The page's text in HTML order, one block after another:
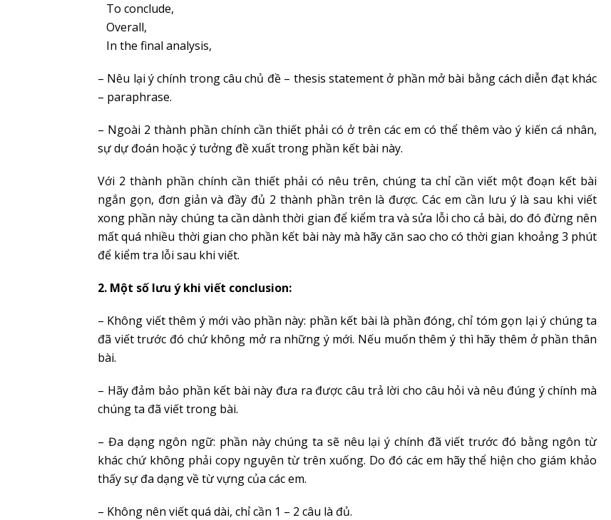
To conclude,
Overall,
In the final analysis,
– Nêu lại ý chính trong câu chủ đề – thesis statement ở phần mở bài bằng cách diễn đạt khác
– paraphrase.
– Ngoài 2 thành phần chính cần thiết phải có ở trên các em có thể thêm vào ý kiến cá nhân,
sự dự đoán hoặc ý tưởng đề xuất trong phần kết bài này.
Với 2 thành phần chính cần thiết phải có nêu trên, chúng ta chỉ cần viết một đoạn kết bài
ngắn gọn, đơn giản và đầy đủ 2 thành phần trên là được. Các em cần lưu ý là sau khi viết
xong phần này chúng ta cần dành thời gian để kiểm tra và sửa lỗi cho cả bài, do đó đừng nên
mất quá nhiều thời gian cho phần kết bài này mà hãy căn sao cho có thời gian khoảng 3 phút
để kiểm tra lỗi sau khi viết.
2. Một số lưu ý khi viết conclusion:
– Không viết thêm ý mới vào phần này: phần kết bài là phần đóng, chỉ tóm gọn lại ý chúng ta
đã viết trước đó chứ không mở ra những ý mới. Nếu muốn thêm ý thì hãy thêm ở phần thân
bài.
– Hãy đảm bảo phần kết bài này đưa ra được câu trả lời cho câu hỏi và nêu đúng ý chính mà
chúng ta đã viết trong bài.
– Đa dạng ngôn ngữ: phần này chúng ta sẽ nêu lại ý chính đã viết trước đó bằng ngôn từ
khác chứ không phải copy nguyên từ trên xuống. Do đó các em hãy thể hiện cho giám khảo
thấy sự đa dạng về từ vựng của các em.
– Không nên viết quá dài, chỉ cần 1 – 2 câu là đủ.